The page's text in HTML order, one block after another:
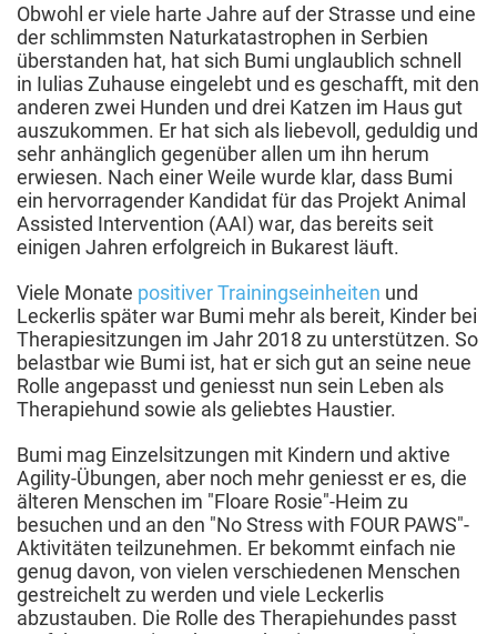
Obwohl er viele harte Jahre auf der Strasse und eine
der schlimmsten Naturkatastrophen in Serbien
überstanden hat, hat sich Bumi unglaublich schnell
in Iulias Zuhause eingelebt und es geschafft, mit den
anderen zwei Hunden und drei Katzen im Haus gut
auszukommen. Er hat sich als liebevoll, geduldig und
sehr anhänglich gegenüber allen um ihn herum
erwiesen. Nach einer Weile wurde klar, dass Bumi
ein hervorragender Kandidat für das Projekt Animal
Assisted Intervention (AAI) war, das bereits seit
einigen Jahren erfolgreich in Bukarest läuft.
Viele Monate positiver Trainingseinheiten und
Leckerlis später war Bumi mehr als bereit, Kinder bei
Therapiesitzungen im Jahr 2018 zu unterstützen. So
belastbar wie Bumi ist, hat er sich gut an seine neue
Rolle angepasst und geniesst nun sein Leben als
Therapiehund sowie als geliebtes Haustier.
Bumi mag Einzelsitzungen mit Kindern und aktive
Agility-Übungen, aber noch mehr geniesst er es, die
älteren Menschen im "Floare Rosie"-Heim zu
besuchen und an den "No Stress with FOUR PAWS"-
Aktivitäten teilzunehmen. Er bekommt einfach nie
genug davon, von vielen verschiedenen Menschen
gestreichelt zu werden und viele Leckerlis
abzustauben. Die Rolle des Therapiehundes passt